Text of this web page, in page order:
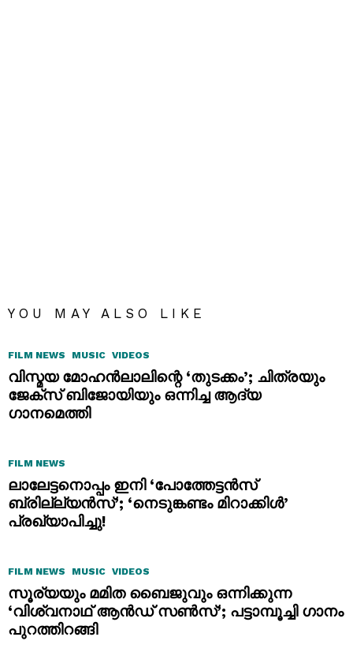
YOU MAY ALSO LIKE
FILM NEWS MUSIC VIDEOS
വിസ്മയ മോഹൻലാലിന്റെ ‘തുടക്കം’; ചിത്രയും
ജേക്സ് ബിജോയിയും ഒന്നിച്ച ആദ്യ
ഗാനമെത്തി
FILM NEWS
ലാലേട്ടനൊപ്പം ഇനി ‘പോത്തേട്ടൻസ്
ബ്രില്ല്യൻസ്’; ‘നെടുങ്കണ്ടം മിറാക്കിൾ’
പ്രഖ്യാപിച്ചു!
FILM NEWS MUSIC VIDEOS
സൂര്യയും മമിത ബൈജുവും ഒന്നിക്കുന്ന
‘വിശ്വനാഥ് ആൻഡ് സൺസ്’; പട്ടാമ്പൂച്ചി ഗാനം
പുറത്തിറങ്ങി